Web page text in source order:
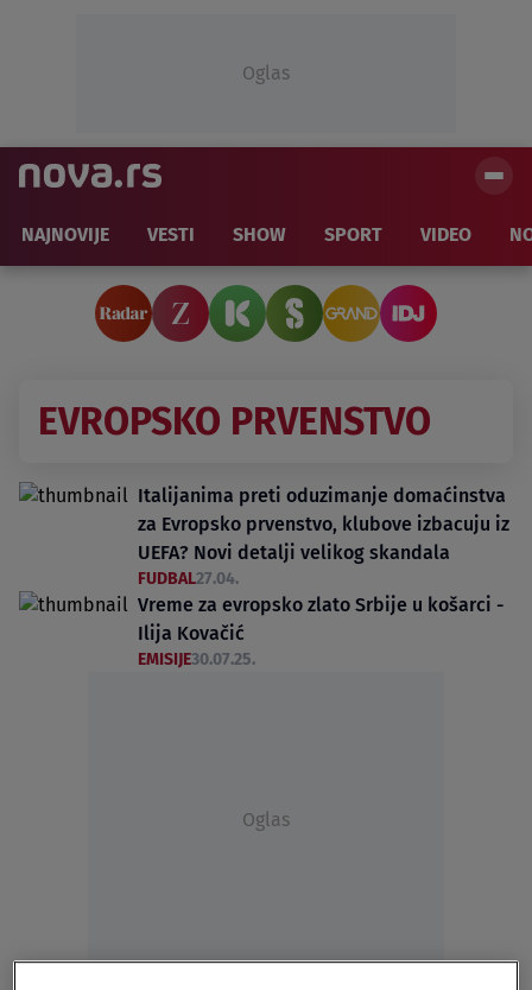
Oglas
NAJNOVIJE VESTI SHOW SPORT VIDEO
EVROPSKO PRVENSTVO
Italijanima preti oduzimanje domaćinstva
za Evropsko prvenstvo, klubove izbacuju iz
UEFA? Novi detalji velikog skandala
FUDBAL27.04.
Vreme za evropsko zlato Srbije u košarci -
Ilija Kovačić
EMISIJE30.07.25.
Oglas